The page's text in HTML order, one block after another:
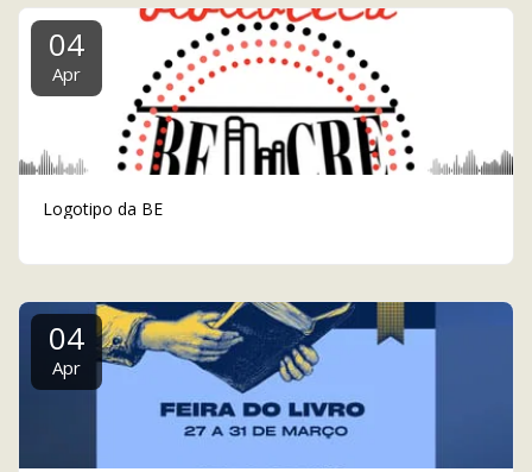
04
Apr
Logotipo da BE
04
Apr